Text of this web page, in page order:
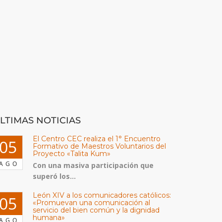
NOTICIAS
El Centro CEC realiza el 1° Encuentro
Formativo de Maestros Voluntarios del
Proyecto «Talita Kum»
Con una masiva participación que
superó los...
León XIV a los comunicadores católicos:
«Promuevan una comunicación al
servicio del bien común y la dignidad
humana»